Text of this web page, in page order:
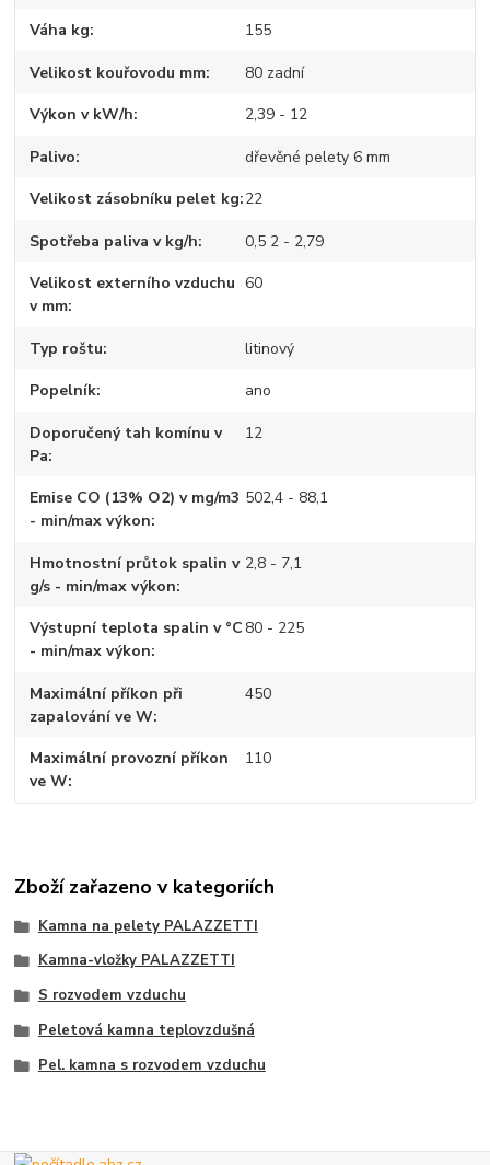
Váha kg 155
Velikost kouřovodu mm 80 zadní
Výkon v kW/h 2,39 - 12
Palivo dřevěné pelety 6 mm
Velikost zásobníku pelet kg 22
Spotřeba paliva v kg/h 0,5 2 - 2,79
Velikost externího vzduchu
v mm
60
Typ roštu litinový
Popelník ano
Doporučený tah komínu v
Pa
12
Emise CO (13% O2) v mg/m3
- min/max výkon
502,4 - 88,1
Hmotnostní průtok spalin v
g/s - min/max výkon
2,8 - 7,1
Výstupní teplota spalin v °C
- min/max výkon
80 - 225
Maximální příkon při
zapalování ve W
450
Maximální provozní příkon
ve W
110
Zboží zařazeno v kategoriích
Kamna na pelety PALAZZETTI
Kamna-vložky PALAZZETTI
S rozvodem vzduchu
Peletová kamna teplovzdušná
Pel. kamna s rozvodem vzduchu